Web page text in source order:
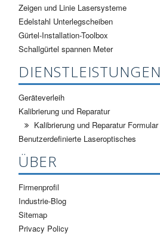
Zeigen und Linie Lasersysteme
Edelstahl Unterlegscheiben
Gürtel-Installation-Toolbox
Schallgürtel spannen Meter
DIENSTLEISTUNGEN
Geräteverleih
Kalibrierung und Reparatur
Kalibrierung und Reparatur Formular
Benutzerdefinierte Laseroptisches
ÜBER
Firmenprofil
Industrie-Blog
Sitemap
Privacy Policy